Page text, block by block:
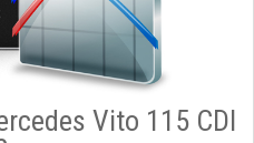
Vito 115 CDI